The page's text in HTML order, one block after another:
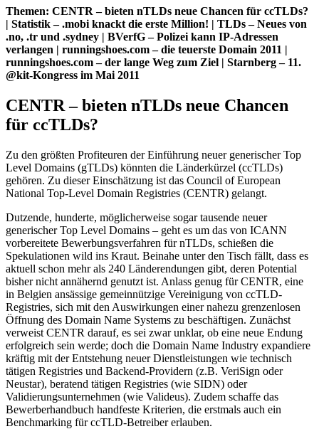
Themen: CENTR – bieten nTLDs neue Chancen für ccTLDs?
| Statistik – .mobi knackt die erste Million! | TLDs – Neues von
.no, .tr und .sydney | BVerfG – Polizei kann IP-Adressen
verlangen | runningshoes.com – die teuerste Domain 2011 |
runningshoes.com – der lange Weg zum Ziel | Starnberg – 11.
@kit-Kongress im Mai 2011
CENTR – bieten nTLDs neue Chancen
für ccTLDs?
Zu den größten Profiteuren der Einführung neuer generischer Top
Level Domains (gTLDs) könnten die Länderkürzel (ccTLDs)
gehören. Zu dieser Einschätzung ist das Council of European
National Top-Level Domain Registries (CENTR) gelangt.
Dutzende, hunderte, möglicherweise sogar tausende neuer
generischer Top Level Domains – geht es um das von ICANN
vorbereitete Bewerbungsverfahren für nTLDs, schießen die
Spekulationen wild ins Kraut. Beinahe unter den Tisch fällt, dass es
aktuell schon mehr als 240 Länderendungen gibt, deren Potential
bisher nicht annähernd genutzt ist. Anlass genug für CENTR, eine
in Belgien ansässige gemeinnützige Vereinigung von ccTLD-
Registries, sich mit den Auswirkungen einer nahezu grenzenlosen
Öffnung des Domain Name Systems zu beschäftigen. Zunächst
verweist CENTR darauf, es sei zwar unklar, ob eine neue Endung
erfolgreich sein werde; doch die Domain Name Industry expandiere
kräftig mit der Entstehung neuer Dienstleistungen wie technisch
tätigen Registries und Backend-Providern (z.B. VeriSign oder
Neustar), beratend tätigen Registries (wie SIDN) oder
Validierungsunternehmen (wie Valideus). Zudem schaffe das
Bewerberhandbuch handfeste Kriterien, die erstmals auch ein
Benchmarking für ccTLD-Betreiber erlauben.